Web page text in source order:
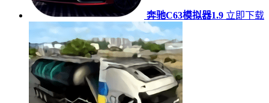
奔驰C63模拟器1.9 立即下载